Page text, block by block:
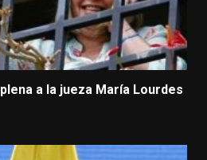
a la jueza María Lourdes